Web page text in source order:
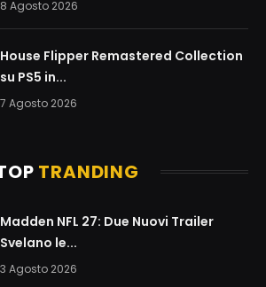
8 Agosto 2026
House Flipper Remastered Collection
su PS5 in...
7 Agosto 2026
TRANDING
Madden NFL 27: Due Nuovi Trailer
Svelano le...
3 Agosto 2026